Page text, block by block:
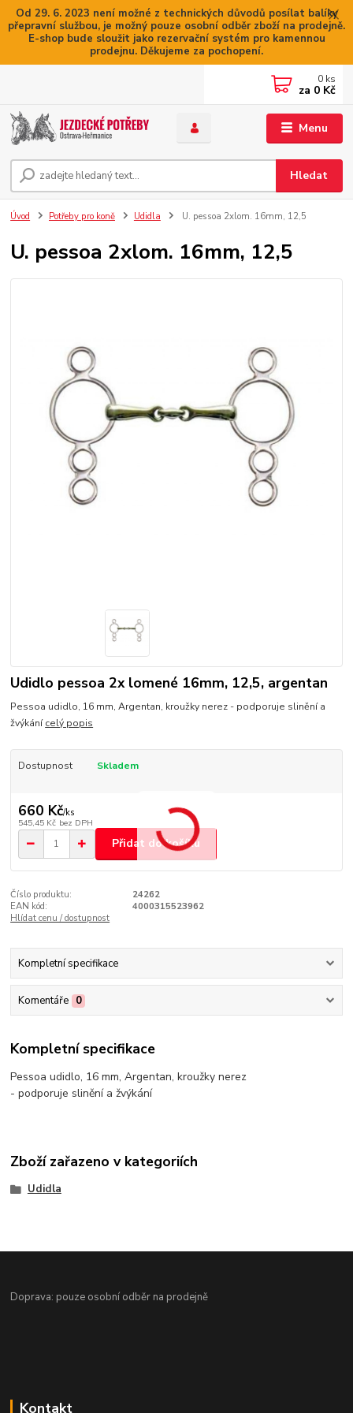
Od 29. 6. 2023 není možné z technických důvodů posílat balíky
přepravní službou, je možný pouze osobní odběr zboží na prodejně.
E-shop bude sloužit jako rezervační systém pro kamennou
prodejnu. Děkujeme za pochopení.
Menu
Hledat
0 ks
za 0 Kč
Úvod Potřeby pro koně Udidla U. pessoa 2xlom. 16mm, 12,5
U. pessoa 2xlom. 16mm, 12,5
Udidlo pessoa 2x lomené 16mm, 12,5, argentan
Pessoa udidlo, 16 mm, Argentan, kroužky nerez - podporuje slinění a
žvýkánícelý popis
Dostupnost Skladem
660 Kč/ks
545,45 Kč bez DPH
Přidat do košíku
Číslo produktu:
24262
EAN kód:
4000315523962
Hlídat cenu / dostupnost
Kompletní specifikace
Komentáře 0
Kompletní specifikace
Pessoa udidlo, 16 mm, Argentan, kroužky nerez
- podporuje slinění a žvýkání
Zboží zařazeno v kategoriích
Udidla
Doprava: pouze osobní odběr na prodejně
Kontakt